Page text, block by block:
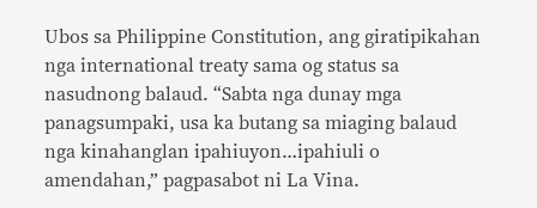
Ubos sa Philippine Constitution, ang giratipikahan
nga international treaty sama og status sa
nasudnong balaud. “Sabta nga dunay mga
panagsumpaki, usa ka butang sa miaging balaud
nga kinahanglan ipahiuyon…ipahiuli o
amendahan,” pagpasabot ni La Vina.